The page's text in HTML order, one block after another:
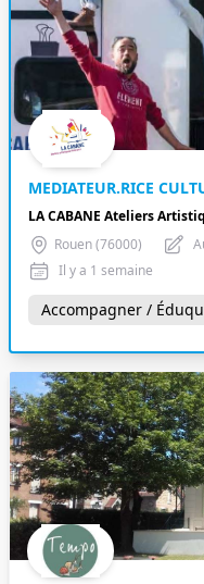
MEDIATEUR.RICE
LA CABANE Ateliers
Rouen (76000)
Il y a 1 semaine
Accompagner /